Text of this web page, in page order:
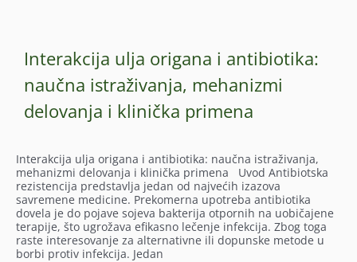
Interakcija ulja origana i antibiotika:
naučna istraživanja, mehanizmi
delovanja i klinička primena
Interakcija ulja origana i antibiotika: naučna istraživanja,
mehanizmi delovanja i klinička primena Uvod Antibiotska
rezistencija predstavlja jedan od najvećih izazova
savremene medicine. Prekomerna upotreba antibiotika
dovela je do pojave sojeva bakterija otpornih na uobičajene
terapije, što ugrožava efikasno lečenje infekcija. Zbog toga
raste interesovanje za alternativne ili dopunske metode u
borbi protiv infekcija. Jedan